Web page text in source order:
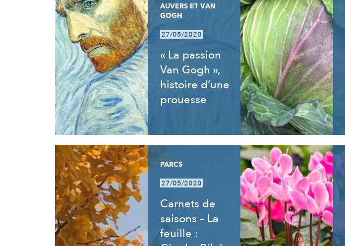
AUVERS ET VAN
GOGH
27/05/2020
« La passion
Van Gogh »,
histoire d’une
prouesse
PARCS
27/05/2020
Carnets de
saisons – La
feuille :